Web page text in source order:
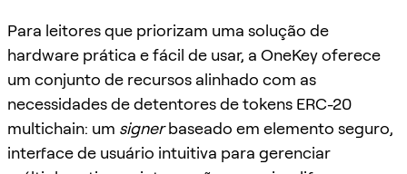
Para leitores que priorizam uma solução de
hardware prática e fácil de usar, a OneKey oferece
um conjunto de recursos alinhado com as
necessidades de detentores de tokens ERC-20
multichain: um signerbaseado em elemento seguro,
interface de usuário intuitiva para gerenciar